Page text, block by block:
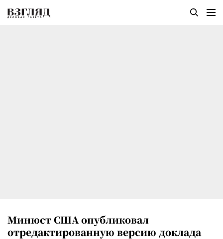
Минюст США опубликовал
отредактированную версию доклада